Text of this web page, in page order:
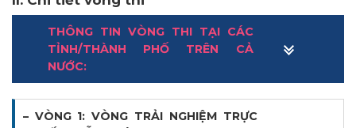
THÔNG TIN VÒNG THI TẠI CÁC
TỈNH/THÀNH PHỐ TRÊN CẢ
NƯỚC:
– VÒNG 1: VÒNG TRẢI NGHIỆM TRỰC